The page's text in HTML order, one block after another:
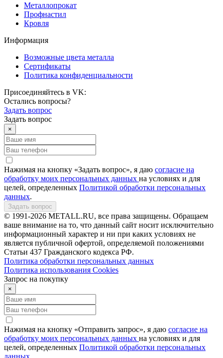
Металлопрокат
Профнастил
Кровля
Информация
Возможные цвета металла
Сертификаты
Политика конфиденциальности
Присоединяйтесь в VK:
Остались вопросы?
Задать вопрос
Задать вопрос
×
Нажимая на кнопку «Задать вопрос», я даю согласие на
обработку моих персональных данных на условиях и для
целей, определенных Политикой обработки персональных
данных.
Задать вопрос
© 1991-2026 METALL.RU, все права защищены. Обращаем
ваше внимание на то, что данный сайт носит исключительно
информационный характер и ни при каких условиях не
является публичной офертой, определяемой положениями
Статьи 437 Гражданского кодекса РФ.
Политика обработки персональных данных
Политика использования Сookies
Запрос на покупку
×
Нажимая на кнопку «Отправить запрос», я даю согласие на
обработку моих персональных данных на условиях и для
целей, определенных Политикой обработки персональных
данных